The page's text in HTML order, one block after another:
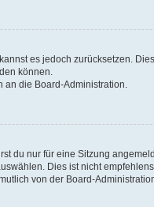
es jedoch zurücksetzen.
können.
an die Board-Administration.
du nur für eine Sitzung
Dies ist nicht
von der Board-